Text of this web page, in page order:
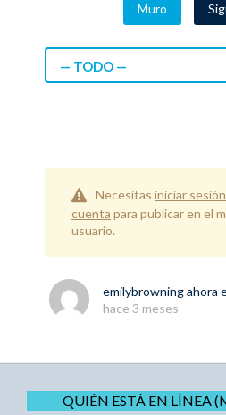
Muro
— TODO —
Necesitas iniciar sesión
cuenta para publicar en el
usuario.
emilybrowningahora
hace 3 meses
QUIÉN ESTÁ EN LÍNEA